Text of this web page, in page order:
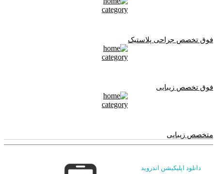
فوق تخصص جراحی پلاستیک
فوق تخصص زیبایی
متخصص زیبایی
دانلود اپلیکیشن اندروید